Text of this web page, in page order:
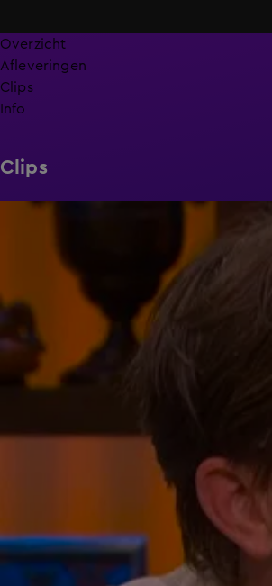
Overzicht
Afleveringen
Clips
Info
Clips